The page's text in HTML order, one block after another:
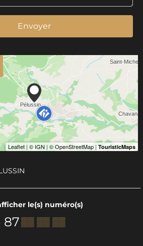
Envoyer
le(s) numéro(s)
87▒▒ ▒▒ ▒▒